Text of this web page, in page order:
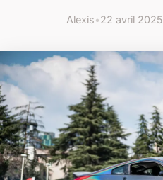
Alexis•22 avril 2025